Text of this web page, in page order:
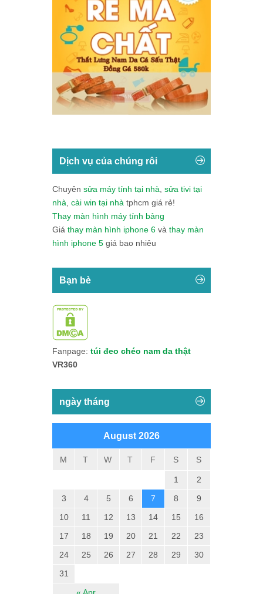
Dịch vụ của chúng rôi
Chuyên sửa máy tính tại nhà sửa tivi tại
nhà cài win tại nhà tphcm giá rẻ!
Thay màn hình máy tính bảng
Giá thay màn hình iphone 6 và thay màn
hình iphone 5 giá bao nhiêu
Bạn bè
Fanpage: túi đeo chéo nam da thật
VR360
ngày tháng
August 2026
M T W T F S S
1
2
3
4 5 6 7 8
9
10
11 12 13 14 15
16
17
18 19 20 21 22
23
24
25 26 27 28 29
30
31